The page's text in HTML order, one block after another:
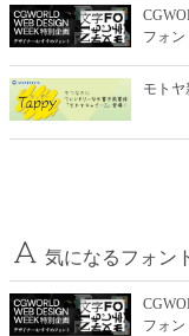
フォン
モトヤ
気になるフォン
フォン